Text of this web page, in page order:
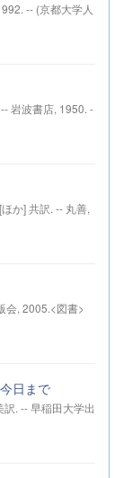
-- (京都大学人
岩波書店, 1950. -
か] 共訳. -- 丸善,
会, 2005.<図書>
日まで
. -- 早稲田大学出